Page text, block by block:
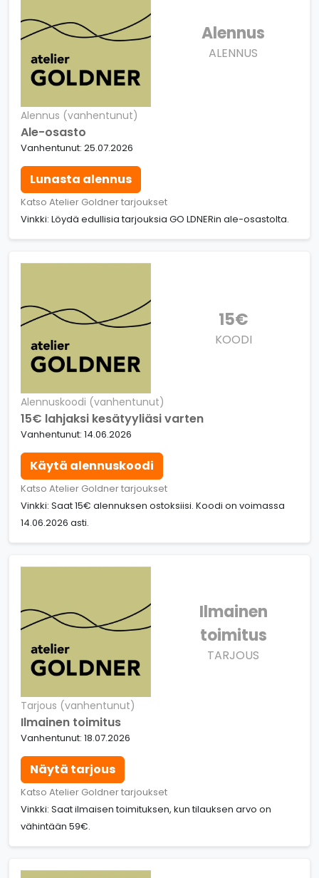
Alennus
ALENNUS
Alennus (vanhentunut)
Ale-osasto
Vanhentunut: 25.07.2026
Lunasta alennus
Katso Atelier Goldner tarjoukset
Vinkki: Löydä edullisia tarjouksia GO LDNERin ale-osastolta.
15€
KOODI
Alennuskoodi (vanhentunut)
15€ lahjaksi kesätyyliäsi varten
Vanhentunut: 14.06.2026
Käytä alennuskoodi
Katso Atelier Goldner tarjoukset
Vinkki: Saat 15€ alennuksen ostoksiisi. Koodi on voimassa
14.06.2026 asti.
Ilmainen
toimitus
TARJOUS
Tarjous (vanhentunut)
Ilmainen toimitus
Vanhentunut: 18.07.2026
Näytä tarjous
Katso Atelier Goldner tarjoukset
Vinkki: Saat ilmaisen toimituksen, kun tilauksen arvo on
vähintään 59€.